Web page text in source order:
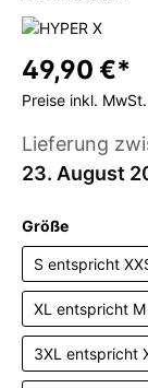
49,90 €*
Preise inkl.
Lieferung
23. August
Größe
S entspricht
XL entspricht M
3XL entspricht